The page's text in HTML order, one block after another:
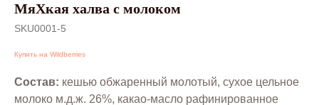
МяХкая халва с молоком
SKU0001-5
Купить на Wildberries
Состав: кешью обжаренный молотый, сухое цельное
молоко м.д.ж. 26%, какао-масло рафинированное